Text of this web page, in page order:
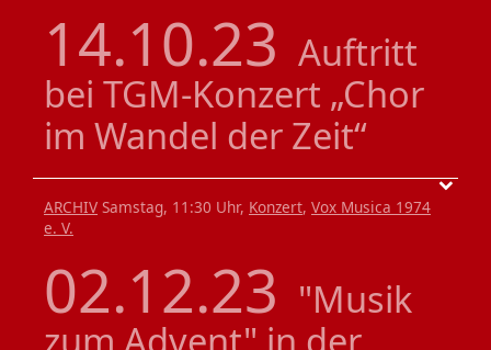
14.10.23 Auftritt
bei TGM-Konzert „Chor
im Wandel der Zeit“
ARCHIV Samstag, 11:30 Uhr, Konzert, Vox Musica 1974
e. V.
02.12.23 "Musik